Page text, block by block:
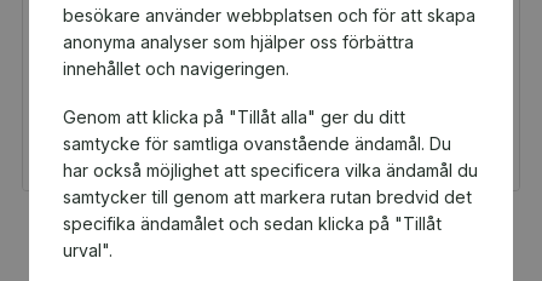
besökare använder webbplatsen och för att skapa
anonyma analyser som hjälper oss förbättra
innehållet och navigeringen.
Genom att klicka på "Tillåt alla" ger du ditt
samtycke för samtliga ovanstående ändamål. Du
har också möjlighet att specificera vilka ändamål du
samtycker till genom att markera rutan bredvid det
specifika ändamålet och sedan klicka på "Tillåt
urval".
H&M Presentkort
Presentkort
Du och Slottsstadens
KK får 5 kr tillbaka
Golfamore
Presentkort
Du och Slottsstadens
KK får 29,75 kr tillbaka